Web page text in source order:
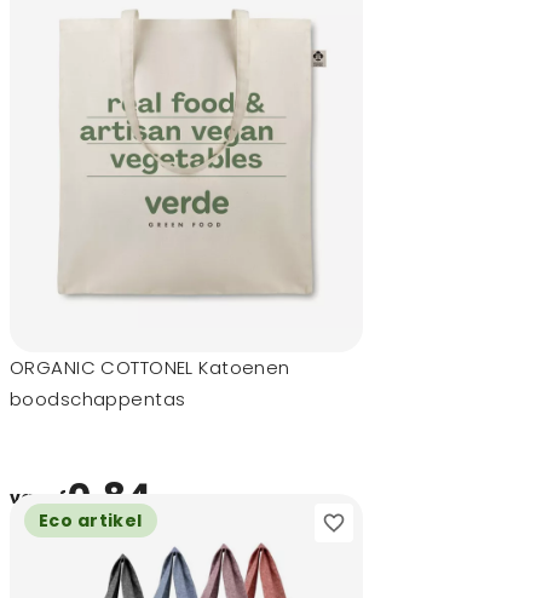
ORGANIC COTTONEL Katoenen
boodschappentas
vanaf0,84
Eco artikel